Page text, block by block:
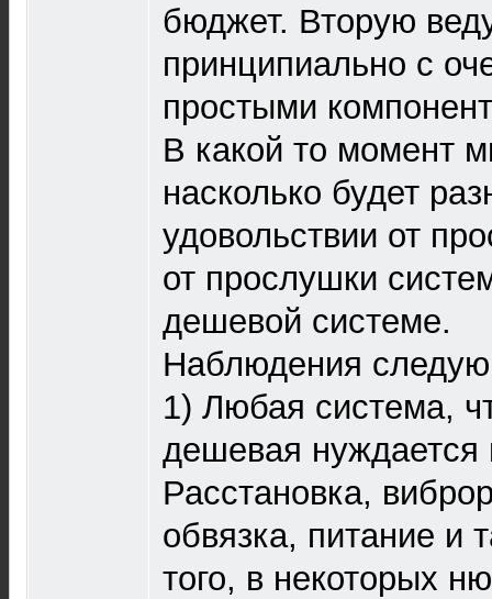
бюджет. Вторую
принципиально с
простыми
В какой то момент
насколько будет
удовольствии от
от прослушки
дешевой системе.
Наблюдения
1) Любая система,
дешевая нуждается
Расстановка,
обвязка, питание и
того, в некоторых